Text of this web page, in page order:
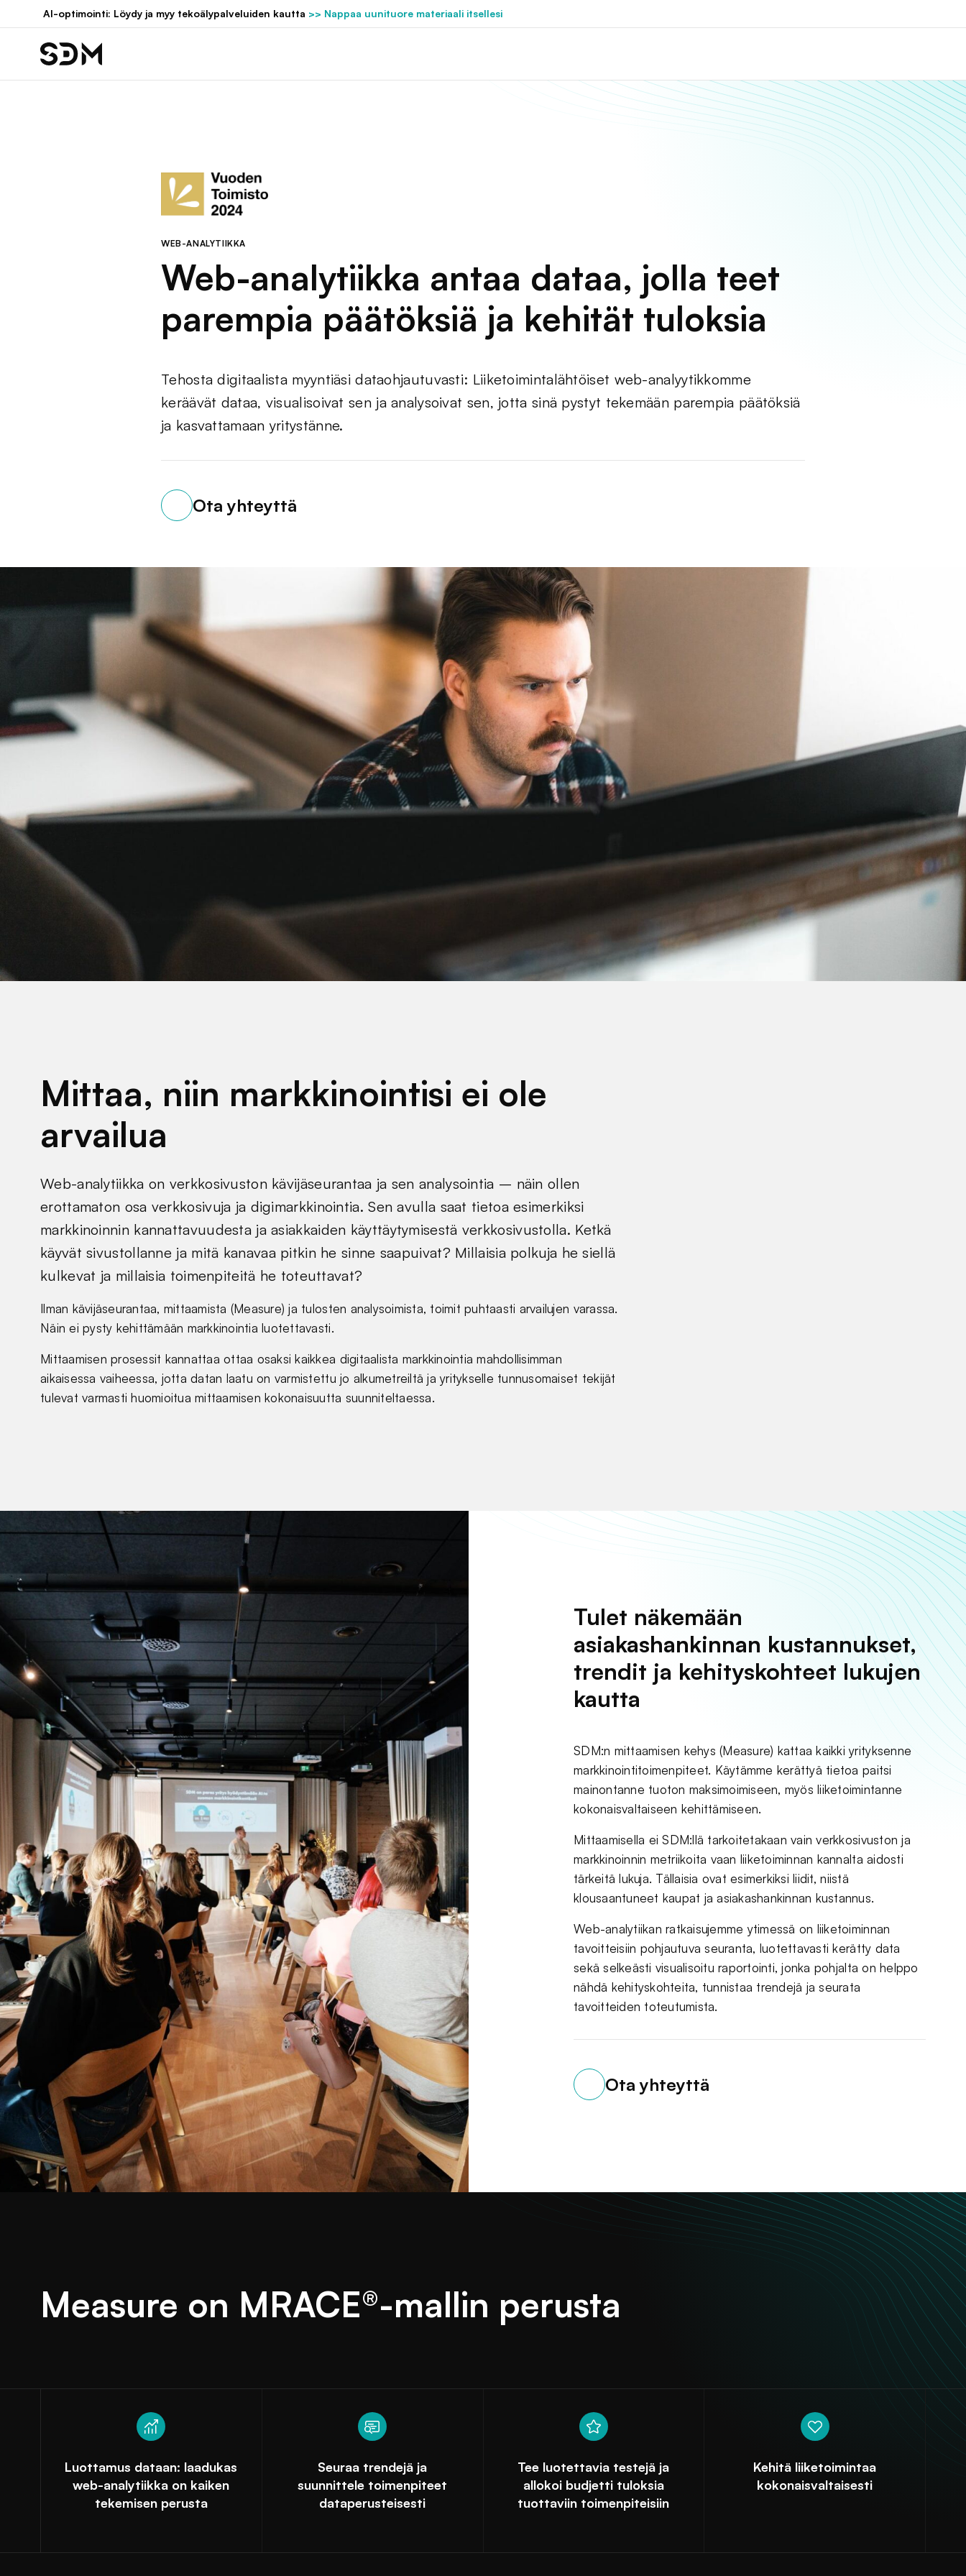
sisältöön
AI-optimointi: Löydy ja myy tekoälypalveluiden kautta >> Nappaa uunituore materiaali itsellesi
WEB-ANALYTIIKKA
Web-analytiikka antaa dataa, jolla teet
parempia päätöksiä ja kehität tuloksia
Tehosta digitaalista myyntiäsi dataohjautuvasti: Liiketoimintalähtöiset web-analyytikkomme
keräävät dataa, visualisoivat sen ja analysoivat sen, jotta sinä pystyt tekemään parempia päätöksiä
ja kasvattamaan yritystänne.
Ota yhteyttä
Mittaa, niin markkinointisi ei ole
arvailua
Web-analytiikka on verkkosivuston kävijäseurantaa ja sen analysointia – näin ollen
erottamaton osa verkkosivuja ja digimarkkinointia. Sen avulla saat tietoa esimerkiksi
markkinoinnin kannattavuudesta ja asiakkaiden käyttäytymisestä verkkosivustolla. Ketkä
käyvät sivustollanne ja mitä kanavaa pitkin he sinne saapuivat? Millaisia polkuja he siellä
kulkevat ja millaisia toimenpiteitä he toteuttavat?
Ilman kävijäseurantaa, mittaamista (Measure) ja tulosten analysoimista, toimit puhtaasti arvailujen varassa.
Näin ei pysty kehittämään markkinointia luotettavasti.
Mittaamisen prosessit kannattaa ottaa osaksi kaikkea digitaalista markkinointia mahdollisimman
aikaisessa vaiheessa, jotta datan laatu on varmistettu jo alkumetreiltä ja yritykselle tunnusomaiset tekijät
tulevat varmasti huomioitua mittaamisen kokonaisuutta suunniteltaessa.
Tulet näkemään
asiakashankinnan kustannukset,
trendit ja kehityskohteet lukujen
kautta
SDM:n mittaamisen kehys (Measure) kattaa kaikki yrityksenne
markkinointitoimenpiteet. Käytämme kerättyä tietoa paitsi
mainontanne tuoton maksimoimiseen, myös liiketoimintanne
kokonaisvaltaiseen kehittämiseen.
Mittaamisella ei SDM:llä tarkoitetakaan vain verkkosivuston ja
markkinoinnin metriikoita vaan liiketoiminnan kannalta aidosti
tärkeitä lukuja. Tällaisia ovat esimerkiksi liidit, niistä
klousaantuneet kaupat ja asiakashankinnan kustannus.
Web-analytiikan ratkaisujemme ytimessä on liiketoiminnan
tavoitteisiin pohjautuva seuranta, luotettavasti kerätty data
sekä selkeästi visualisoitu raportointi, jonka pohjalta on helppo
nähdä kehityskohteita, tunnistaa trendejä ja seurata
tavoitteiden toteutumista.
Ota yhteyttä
Measure on MRACE®-mallin perusta
Luottamus dataan: laadukas
web-analytiikka on kaiken
tekemisen perusta
Seuraa trendejä ja
suunnittele toimenpiteet
dataperusteisesti
Tee luotettavia testejä ja
allokoi budjetti tuloksia
tuottaviin toimenpiteisiin
Kehitä liiketoimintaa
kokonaisvaltaisesti